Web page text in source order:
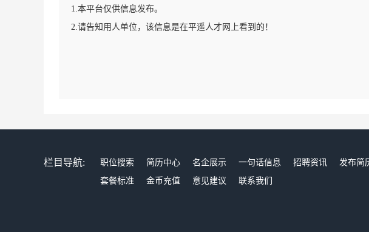
1.本平台仅供信息发布。
2.请告知用人单位，该信息是在平遥人才网上看到的！
栏目导航: 职位搜索 简历中心 名企展示 一句话信息 招聘资讯 发布简
套餐标准
金币充值 意见建议 联系我们